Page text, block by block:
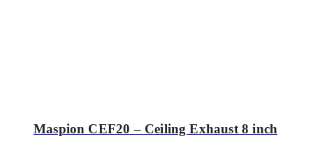
Maspion CEF20 – Ceiling Exhaust 8 inch